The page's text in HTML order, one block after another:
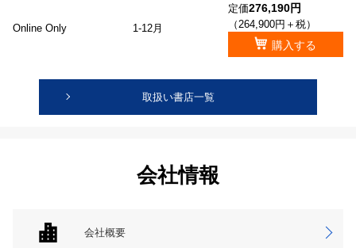
Online Only 1-12月
定価276,190円
（264,900円＋税）
購入する
取扱い書店一覧
会社情報
会社概要